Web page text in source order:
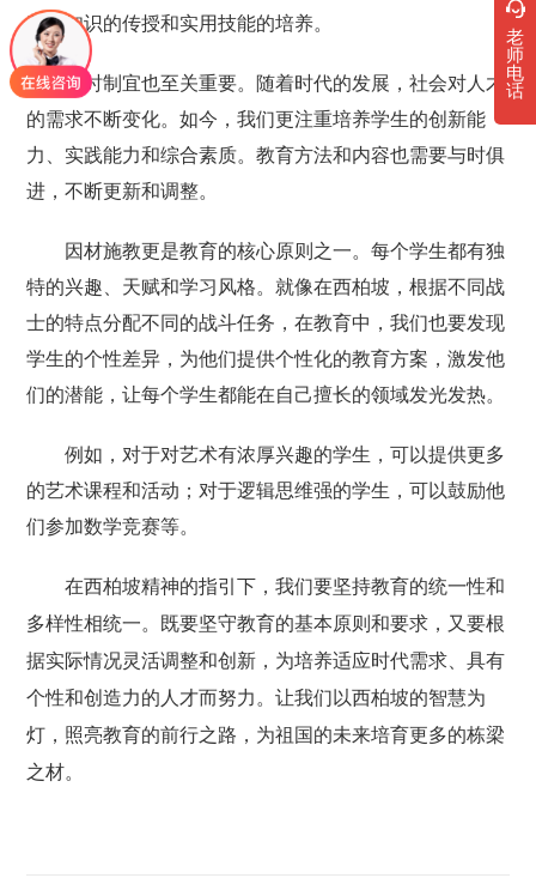
基础知识的传授和实用技能的培养。
因时制宜也至关重要。随着时代的发展，社会对人才
的需求不断变化。如今，我们更注重培养学生的创新能
力、实践能力和综合素质。教育方法和内容也需要与时俱
进，不断更新和调整。
因材施教更是教育的核心原则之一。每个学生都有独
特的兴趣、天赋和学习风格。就像在西柏坡，根据不同战
士的特点分配不同的战斗任务，在教育中，我们也要发现
学生的个性差异，为他们提供个性化的教育方案，激发他
们的潜能，让每个学生都能在自己擅长的领域发光发热。
例如，对于对艺术有浓厚兴趣的学生，可以提供更多
的艺术课程和活动；对于逻辑思维强的学生，可以鼓励他
们参加数学竞赛等。
在西柏坡精神的指引下，我们要坚持教育的统一性和
多样性相统一。既要坚守教育的基本原则和要求，又要根
据实际情况灵活调整和创新，为培养适应时代需求、具有
个性和创造力的人才而努力。让我们以西柏坡的智慧为
灯，照亮教育的前行之路，为祖国的未来培育更多的栋梁
之材。
老
师
电
话